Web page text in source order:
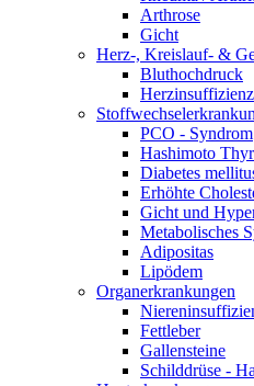
Arthrose
Gicht
Herz-, Kreislauf- &
Bluthochdruck
Herzinsuffizienz
PCO - Syndrom
Hashimoto
Diabetes
Erhöhte
Gicht und
Metabolisches
Adipositas
Lipödem
Organerkrankungen
Fettleber
Gallensteine
Schilddrüse -